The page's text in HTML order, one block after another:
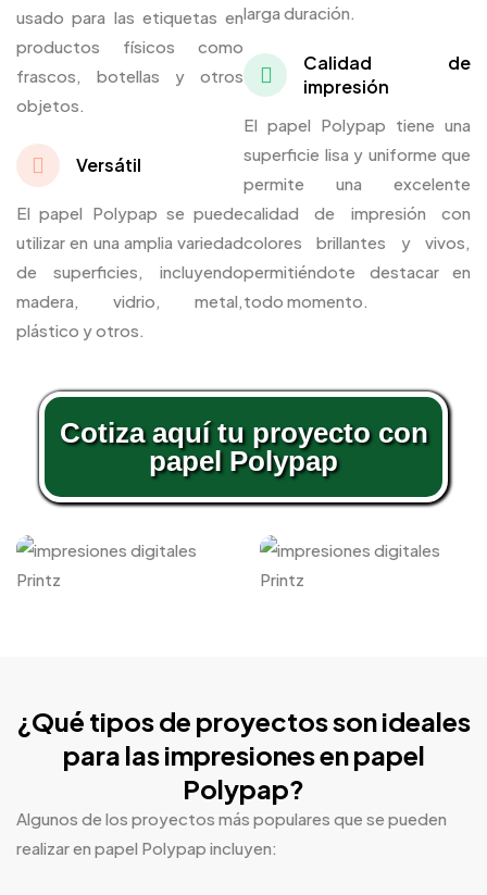
usado para las etiquetas en
productos físicos como
frascos, botellas y otros
objetos.
Versátil
El papel Polypap se puede
utilizar en una amplia variedad
de superficies, incluyendo
madera, vidrio, metal,
plástico y otros.
larga duración.
Calidad de
impresión
El papel Polypap tiene una
superficie lisa y uniforme que
permite una excelente
calidad de impresión con
colores brillantes y vivos,
permitiéndote destacar en
todo momento.
Cotiza aquí tu proyecto con
papel Polypap
¿Qué tipos de proyectos son ideales
para las impresiones en papel
Polypap?
Algunos de los proyectos más populares que se pueden
realizar en papel Polypap incluyen: